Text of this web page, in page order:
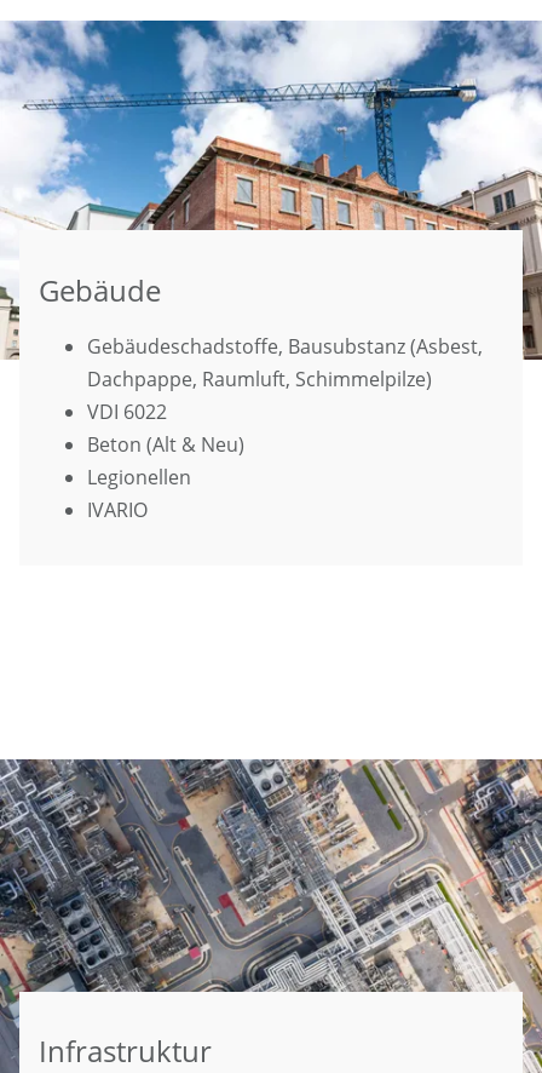
Gebäude
Gebäudeschadstoffe, Bausubstanz (Asbest,
Dachpappe, Raumluft, Schimmelpilze)
VDI 6022
Beton (Alt & Neu)
Legionellen
IVARIO
Infrastruktur